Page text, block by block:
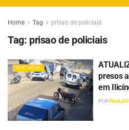
Home Tag prisao de policiais
Tag: prisao de policiais
DESTAQUE
presos
em
POR